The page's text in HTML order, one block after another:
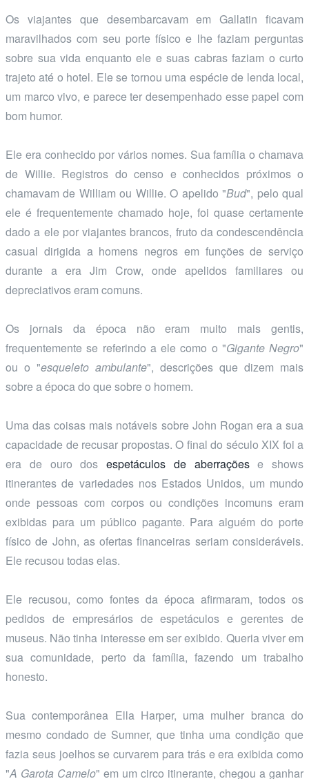
Os viajantes que desembarcavam em Gallatin ficavam
maravilhados com seu porte físico e lhe faziam perguntas
sobre sua vida enquanto ele e suas cabras faziam o curto
trajeto até o hotel. Ele se tornou uma espécie de lenda local,
um marco vivo, e parece ter desempenhado esse papel com
bom humor.
Ele era conhecido por vários nomes. Sua família o chamava
de Willie. Registros do censo e conhecidos próximos o
chamavam de William ou Willie. O apelido "Bud", pelo qual
ele é frequentemente chamado hoje, foi quase certamente
dado a ele por viajantes brancos, fruto da condescendência
casual dirigida a homens negros em funções de serviço
durante a era Jim Crow, onde apelidos familiares ou
depreciativos eram comuns.
Os jornais da época não eram muito mais gentis,
frequentemente se referindo a ele como o "Gigante Negro"
ou o "esqueleto ambulante", descrições que dizem mais
sobre a época do que sobre o homem.
Uma das coisas mais notáveis sobre John Rogan era a sua
capacidade de recusar propostas. O final do século XIX foi a
era de ouro dos espetáculos de aberraçõese shows
itinerantes de variedades nos Estados Unidos, um mundo
onde pessoas com corpos ou condições incomuns eram
exibidas para um público pagante. Para alguém do porte
físico de John, as ofertas financeiras seriam consideráveis.
Ele recusou todas elas.
Ele recusou, como fontes da época afirmaram, todos os
pedidos de empresários de espetáculos e gerentes de
museus. Não tinha interesse em ser exibido. Queria viver em
sua comunidade, perto da família, fazendo um trabalho
honesto.
Sua contemporânea Ella Harper, uma mulher branca do
mesmo condado de Sumner, que tinha uma condição que
fazia seus joelhos se curvarem para trás e era exibida como
"A Garota Camelo" em um circo itinerante, chegou a ganhar